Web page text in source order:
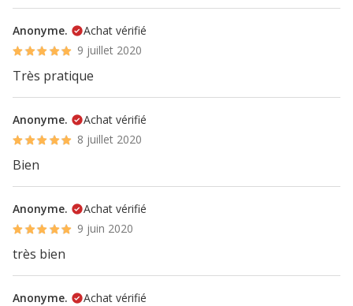
Anonyme.
Achat vérifié
9 juillet 2020
Très pratique
Anonyme.
Achat vérifié
8 juillet 2020
Bien
Anonyme.
Achat vérifié
9 juin 2020
très bien
Anonyme.
Achat vérifié